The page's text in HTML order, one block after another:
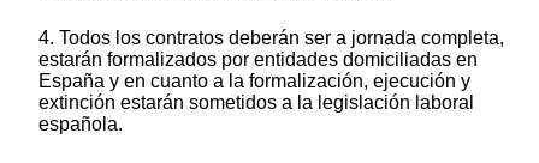
4. Todos los contratos deberán ser a jornada completa,
estarán formalizados por entidades domiciliadas en
España y en cuanto a la formalización, ejecución y
extinción estarán sometidos a la legislación laboral
española.